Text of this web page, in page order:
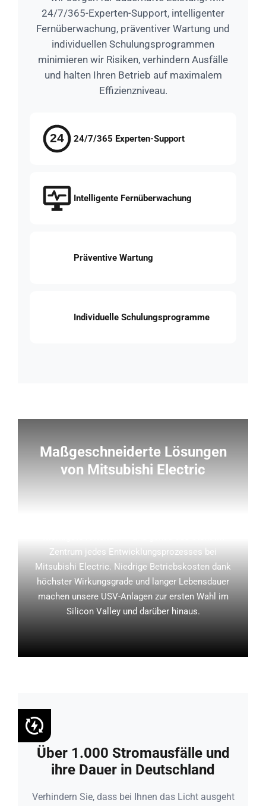
24/7/365-Experten-Support, intelligenter
Fernüberwachung, präventiver Wartung und
individuellen Schulungsprogrammen
minimieren wir Risiken, verhindern Ausfälle
und halten Ihren Betrieb auf maximalem
Effizienzniveau.
24/7/365 Experten-Support
Intelligente Fernüberwachung
Präventive Wartung
Individuelle Schulungsprogramme
Maßgeschneiderte Lösungen
von Mitsubishi Electric
Zentrum jedes Entwicklungsprozesses bei
Mitsubishi Electric. Niedrige Betriebskosten dank
höchster Wirkungsgrade und langer Lebensdauer
machen unsere USV-Anlagen zur ersten Wahl im
Silicon Valley und darüber hinaus.
Über 1.000 Stromausfälle und
ihre Dauer in Deutschland
Verhindern Sie, dass bei Ihnen das Licht ausgeht